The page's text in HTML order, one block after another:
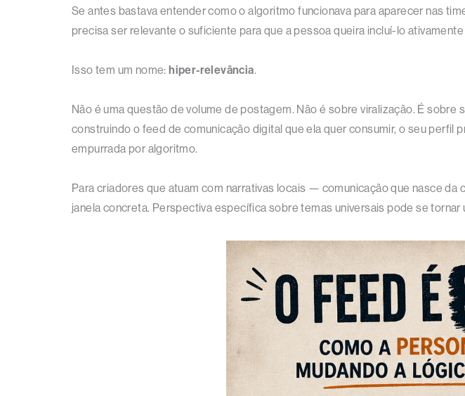
Se antes bastava entender como o algoritmo funcionava para aparecer nas
precisa ser relevante o suficiente para que a pessoa queira incluí-lo
Isso tem um nome:hiper-relevância.
Não é uma questão de volume de postagem. Não é sobre viralização. É
construindo o feed de comunicação digital que ela quer consumir, o seu
empurrada por algoritmo.
Para criadores que atuam com narrativas locais — comunicação que nasce
janela concreta. Perspectiva específica sobre temas universais pode se